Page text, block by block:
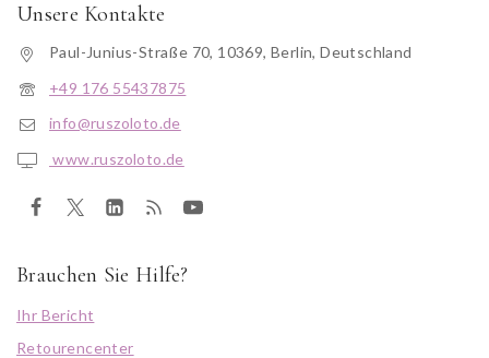
Unsere Kontakte
Paul-Junius-Straße 70, 10369, Berlin, Deutschland
+49 176 55437875
info@ruszoloto.de
www.ruszoloto.de
Brauchen Sie Hilfe?
Ihr Bericht
Retourencenter